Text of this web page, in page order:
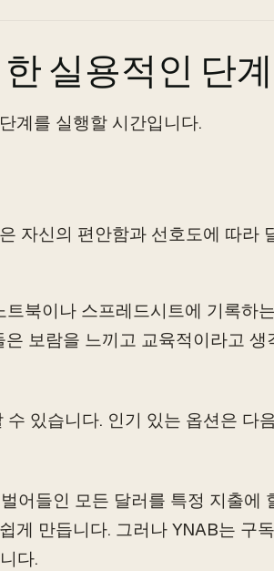
실용적인 단계
계를 실행할 시간입니다.
자신의 편안함과 선호도에 따라
북이나 스프레드시트에 기록하는
보람을 느끼고 교육적이라고 생
있습니다. 인기 있는 옵션은 다
어들인 모든 달러를 특정 지출에
게 만듭니다. 그러나 YNAB는 구독
다.